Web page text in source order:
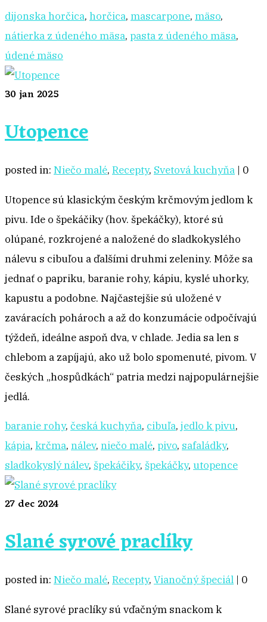
dijonska horčica, horčica, mascarpone, mäso,
nátierka z údeného mäsa, pasta z údeného mäsa,
údené mäso
30 jan 2025
Utopence
posted in: Niečo malé, Recepty, Svetová kuchyňa | 0
Utopence sú klasickým českým krčmovým jedlom k
pivu. Ide o špekáčiky (hov. špekáčky), ktoré sú
olúpané, rozkrojené a naložené do sladkokyslého
nálevu s cibuľou a ďalšími druhmi zeleniny. Môže sa
jednať o papriku, baranie rohy, kápiu, kyslé uhorky,
kapustu a podobne. Najčastejšie sú uložené v
zaváracích pohároch a až do konzumácie odpočívajú
týždeň, ideálne aspoň dva, v chlade. Jedia sa len s
chlebom a zapíjajú, ako už bolo spomenuté, pivom. V
českých „hospůdkách“ patria medzi najpopulárnejšie
jedlá.
baranie rohy, česká kuchyňa, cibuľa, jedlo k pivu,
kápia, krčma, nálev, niečo malé, pivo, safaládky,
sladkokyslý nálev, špekáčiky, špekáčky, utopence
27 dec 2024
Slané syrové praclíky
posted in: Niečo malé, Recepty, Vianočný špeciál | 0
Slané syrové praclíky sú vďačným snackom k